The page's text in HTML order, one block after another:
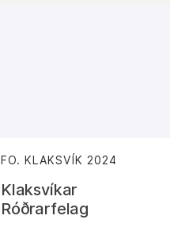
FO. KLAKSVÍK 2024
Klaksvíkar
Róðrarfelag